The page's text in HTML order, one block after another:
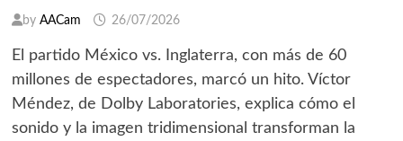
by AACam 26/07/2026
El partido México vs. Inglaterra, con más de 60
millones de espectadores, marcó un hito. Víctor
Méndez, de Dolby Laboratories, explica cómo el
sonido y la imagen tridimensional transforman la